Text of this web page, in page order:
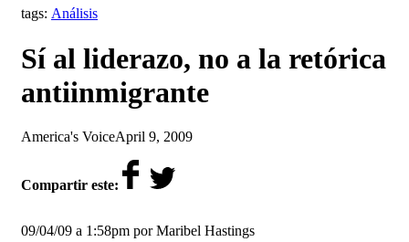
tags: Análisis
Sí al liderazo, no a la retórica
antiinmigrante
by
America's Voiceon
April 9, 2009
Compartir este:
09/04/09 a 1:58pm por Maribel Hastings